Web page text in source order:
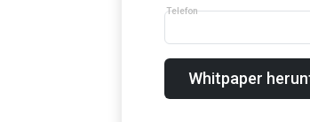
Telefon
Whitpaper